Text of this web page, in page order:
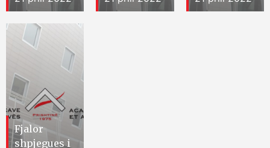
Fjalor
shpjegues i